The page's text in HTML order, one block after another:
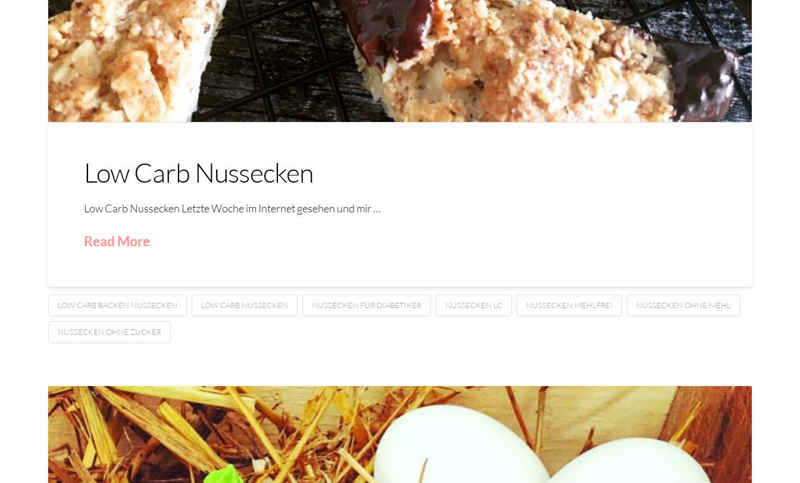
Low Carb Nussecken
Low Carb Nussecken Letzte Woche im Internet gesehen und mir …
Read More
LOW CARB BACKEN NUSSECKEN LOW CARB NUSSECKEN NUSSECKEN FÜR DIABETIKER NUSSECKEN LC NUSSECKEN MEHLFREI NUSSECKEN OHNE MEHL
NUSSECKEN OHNE ZUCKER